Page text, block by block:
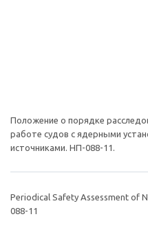
Положение о порядке
работе судов с ядерными
источниками. НП-088-11.
Periodical Safety Assessment of
088-11